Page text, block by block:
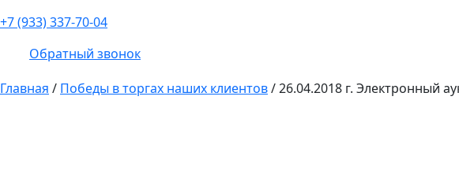
+7 (933) 337-70-04
Обратный звонок
Главная / Победы в торгах наших клиентов/26.04.2018 г. Электронный